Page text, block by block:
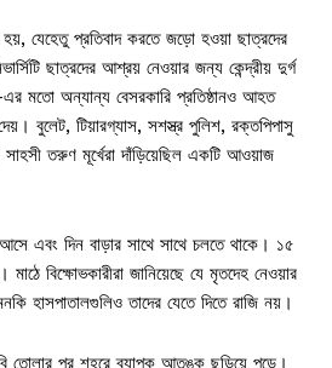
যেহেতু প্রতিবাদ করতে জড়ো হওয়া ছাত্রদের
ছাত্রদের আশ্রয় নেওয়ার জন্য কেন্দ্রীয় দুর্গ
মতো অন্যান্য বেসরকারি প্রতিষ্ঠানও আহত
বুলেট, টিয়ারগ্যাস, সশস্ত্র পুলিশ, রক্তপিপাসু
তরুণ মূর্খেরা দাঁড়িয়েছিল একটি আওয়াজ
এবং দিন বাড়ার সাথে সাথে চলতে থাকে। ১৫
বিক্ষোভকারীরা জানিয়েছে যে মৃতদেহ নেওয়ার
হাসপাতালগুলিও তাদের যেতে দিতে রাজি নয়।
তোলার পর শহরে ব্যাপক আতঙ্ক ছড়িয়ে পড়ে।